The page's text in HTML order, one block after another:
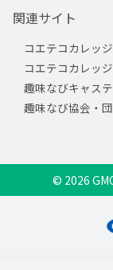
関連サイト
コエテコカレッジ
コエテコカレッ
趣味なびキャス
趣味なび協会・
© 2026